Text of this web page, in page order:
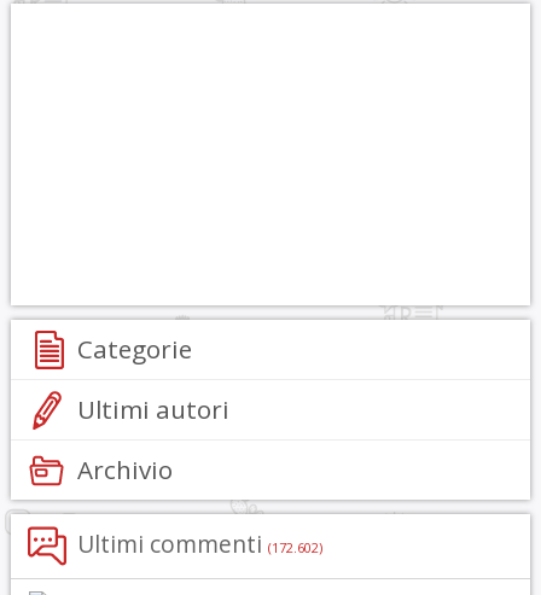
Categorie
Ultimi autori
Archivio
Ultimi commenti (172.602)